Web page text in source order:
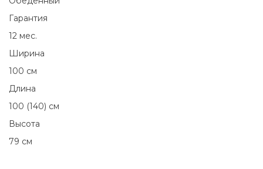
Гарантия
12 мес.
Ширина
100 см
Длина
100 (140) см
Высота
79 см